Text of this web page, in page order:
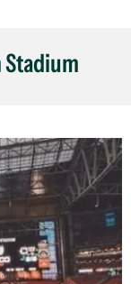
Stadium